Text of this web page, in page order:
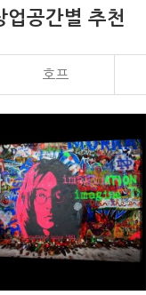
업공간별 추천
호프